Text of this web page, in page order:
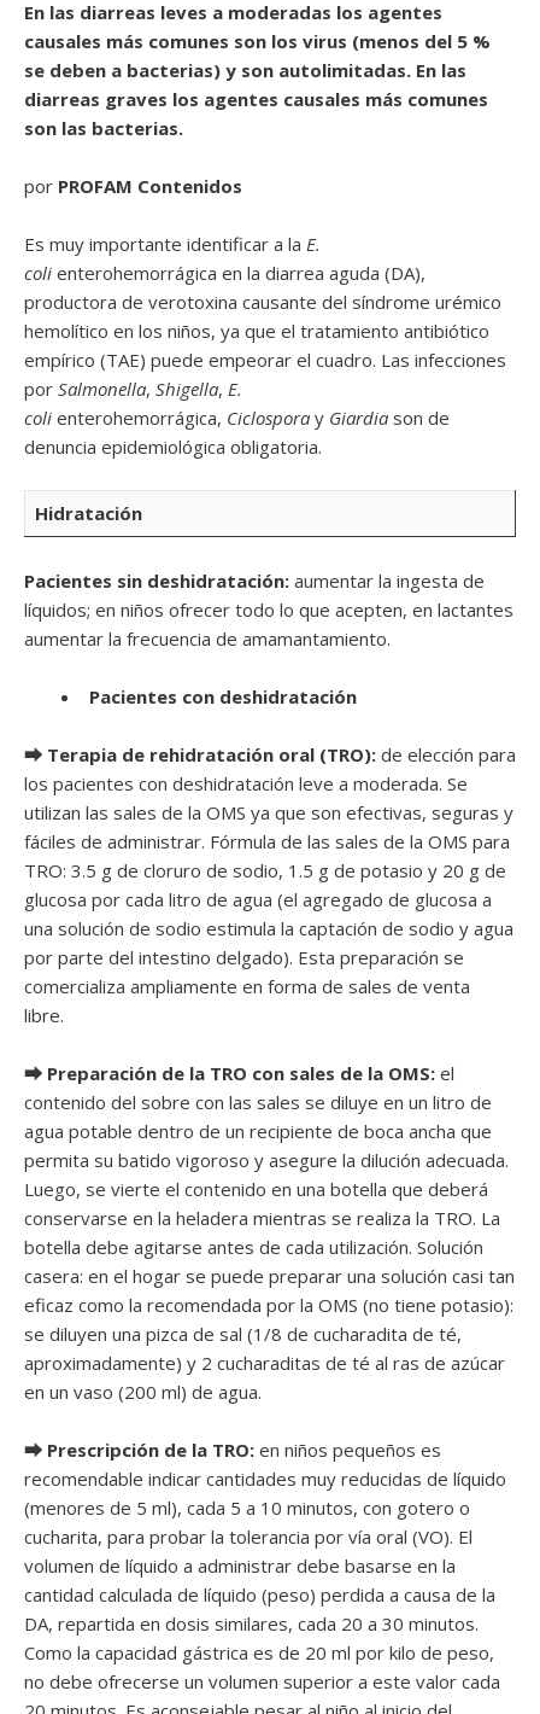
En las diarreas leves a moderadas los agentes
causales más comunes son los virus (menos del 5 %
se deben a bacterias) y son autolimitadas. En las
diarreas graves los agentes causales más comunes
son las bacterias.
por PROFAM Contenidos
Es muy importante identificar a la E.
coli enterohemorrágica en la diarrea aguda (DA),
productora de verotoxina causante del síndrome urémico
hemolítico en los niños, ya que el tratamiento antibiótico
empírico (TAE) puede empeorar el cuadro. Las infecciones
por Salmonella, Shigella, E.
coli enterohemorrágica, Ciclospora y Giardia son de
denuncia epidemiológica obligatoria.
Hidratación
Pacientes sin deshidratación: aumentar la ingesta de
líquidos; en niños ofrecer todo lo que acepten, en lactantes
aumentar la frecuencia de amamantamiento.
Pacientes con deshidratación
⮕ Terapia de rehidratación oral (TRO): de elección para
los pacientes con deshidratación leve a moderada. Se
utilizan las sales de la OMS ya que son efectivas, seguras y
fáciles de administrar. Fórmula de las sales de la OMS para
TRO: 3.5 g de cloruro de sodio, 1.5 g de potasio y 20 g de
glucosa por cada litro de agua (el agregado de glucosa a
una solución de sodio estimula la captación de sodio y agua
por parte del intestino delgado). Esta preparación se
comercializa ampliamente en forma de sales de venta
libre.
⮕ Preparación de la TRO con sales de la OMS: el
contenido del sobre con las sales se diluye en un litro de
agua potable dentro de un recipiente de boca ancha que
permita su batido vigoroso y asegure la dilución adecuada.
Luego, se vierte el contenido en una botella que deberá
conservarse en la heladera mientras se realiza la TRO. La
botella debe agitarse antes de cada utilización. Solución
casera: en el hogar se puede preparar una solución casi tan
eficaz como la recomendada por la OMS (no tiene potasio):
se diluyen una pizca de sal (1/8 de cucharadita de té,
aproximadamente) y 2 cucharaditas de té al ras de azúcar
en un vaso (200 ml) de agua.
⮕ Prescripción de la TRO: en niños pequeños es
recomendable indicar cantidades muy reducidas de líquido
(menores de 5 ml), cada 5 a 10 minutos, con gotero o
cucharita, para probar la tolerancia por vía oral (VO). El
volumen de líquido a administrar debe basarse en la
cantidad calculada de líquido (peso) perdida a causa de la
DA, repartida en dosis similares, cada 20 a 30 minutos.
Como la capacidad gástrica es de 20 ml por kilo de peso,
no debe ofrecerse un volumen superior a este valor cada